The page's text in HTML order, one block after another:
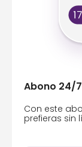
Abono 24/7
Con este
prefieras sin